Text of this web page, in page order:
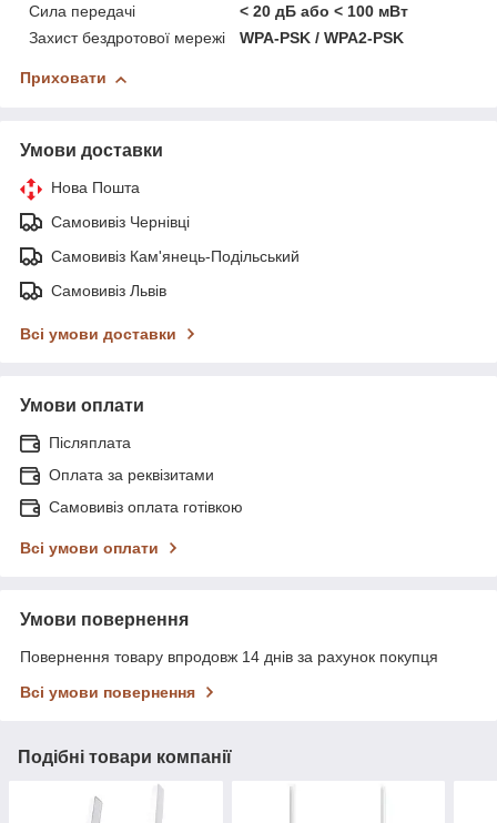
Сила передачі
< 20 дБ або < 100 мВт
Захист бездротової мережі
WPA-PSK / WPA2-PSK
Приховати
Умови доставки
Нова Пошта
Самовивіз Чернівці
Самовивіз Кам'янець-Подільський
Самовивіз Львів
Всі умови доставки
Умови оплати
Післяплата
Оплата за реквізитами
Самовивіз оплата готівкою
Всі умови оплати
Умови повернення
Повернення товару впродовж 14 днів за рахунок покупця
Всі умови повернення
Подібні товари компанії